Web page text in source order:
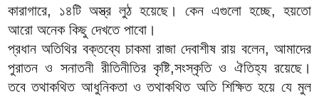
কারাগারে, ১৪টি অস্ত্র লুঠ হয়েছে। কেন এগুলো হচ্ছে, হয়তো
আরো অনেক কিছু দেখতে পাবো।
প্রধান অতিথির বক্তব্যে চাকমা রাজা দেবাশীষ রায় বলেন, আমাদের
পুরাতন ও সনাতনী রীতিনীতির কৃষ্টি,সংস্কৃতি ও ঐতিহ্য রয়েছে।
তবে তথাকথিত আধুনিকতা ও তথাকথিত অতি শিক্ষিত হয়ে যে মুল